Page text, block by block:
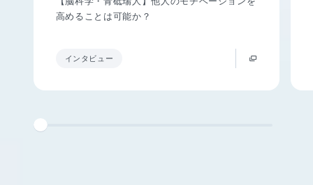
高めることは可能か？
インタビュー